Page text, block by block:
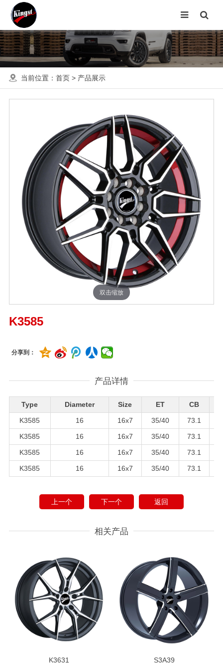
当前位置： 首页> 产品展示
双击缩放
K3585
分享到：
产品详情
Type Diameter Size ET CB
K3585
16 16x7 35/40
73.1
K3585
16 16x7 35/40
73.1
K3585
16 16x7 35/40
73.1
K3585
16 16x7 35/40 73.1
上一个 下一个 返回
相关产品
K3631 S3A39